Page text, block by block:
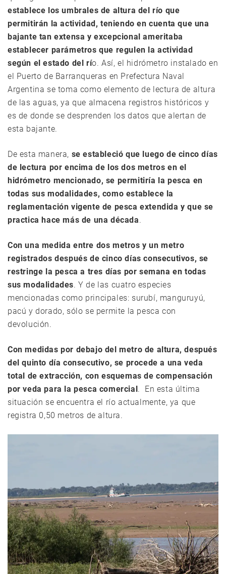
establece los umbrales de altura del río que
permitirán la actividad, teniendo en cuenta que una
bajante tan extensa y excepcional ameritaba
establecer parámetros que regulen la actividad
según el estado del río. Así, el hidrómetro instalado en
el Puerto de Barranqueras en Prefectura Naval
Argentina se toma como elemento de lectura de altura
de las aguas, ya que almacena registros históricos y
es de donde se desprenden los datos que alertan de
esta bajante.
De esta manera, se estableció que luego de cinco días
de lectura por encima de los dos metros en el
hidrómetro mencionado, se permitiría la pesca en
todas sus modalidades, como establece la
reglamentación vigente de pesca extendida y que se
practica hace más de una década.
Con una medida entre dos metros y un metro
registrados después de cinco días consecutivos, se
restringe la pesca a tres días por semana en todas
sus modalidades. Y de las cuatro especies
mencionadas como principales: surubí, manguruyú,
pacú y dorado, sólo se permite la pesca con
devolución.
Con medidas por debajo del metro de altura, después
del quinto día consecutivo, se procede a una veda
total de extracción, con esquemas de compensación
por veda para la pesca comercial . En esta última
situación se encuentra el río actualmente, ya que
registra 0,50 metros de altura.